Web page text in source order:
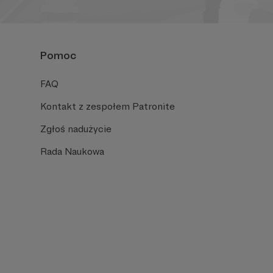
Pomoc
FAQ
Kontakt z zespołem Patronite
Zgłoś nadużycie
Rada Naukowa